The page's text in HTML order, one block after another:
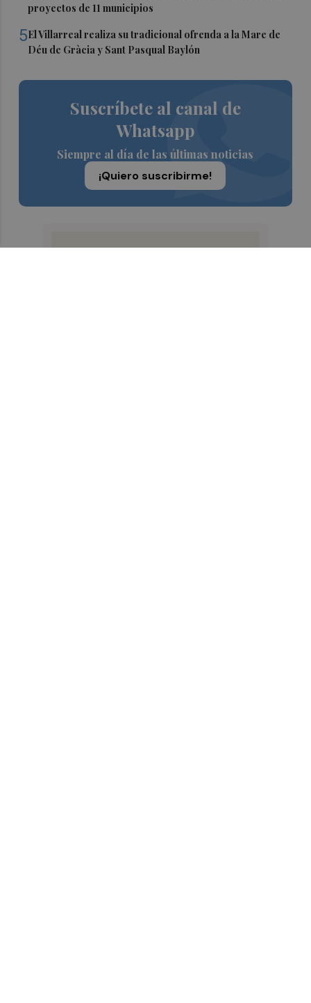
proyectos de 11 municipios
5El Villarreal realiza su tradicional ofrenda a la Mare de
Déu de Gràcia y Sant Pasqual Baylón
Suscríbete al canal de
Whatsapp
Siempre al día de las últimas noticias
¡Quiero suscribirme!